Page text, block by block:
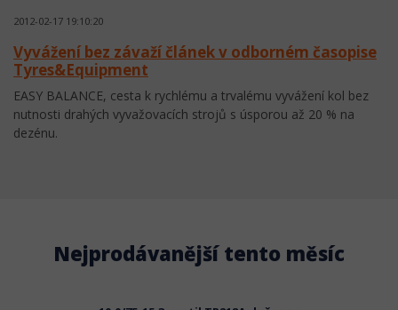
2012-02-17 19:10:20
Vyvážení bez závaží článek v odborném časopise
Tyres&Equipment
EASY BALANCE, cesta k rychlému a trvalému vyvážení kol bez
nutnosti drahých vyvažovacích strojů s úsporou až 20 % na
dezénu.
Nejprodávanější tento měsíc